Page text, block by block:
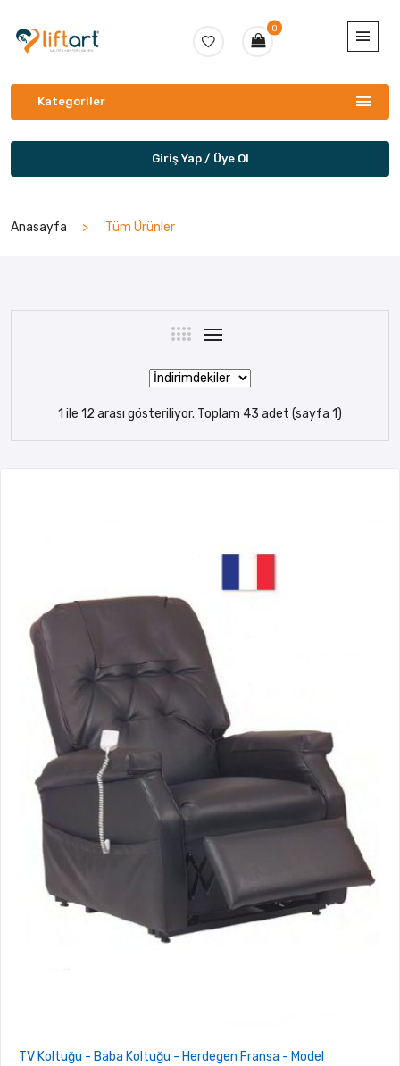
0
Kategoriler
Giriş Yap / Üye Ol
Anasayfa Tüm Ürünler
1 ile 12 arası gösteriliyor. Toplam 43 adet (sayfa 1)
TV Koltuğu - Baba Koltuğu - Herdegen Fransa - Model